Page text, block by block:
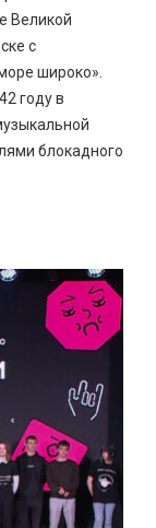
Великой
с
широко».
году в
блокадного